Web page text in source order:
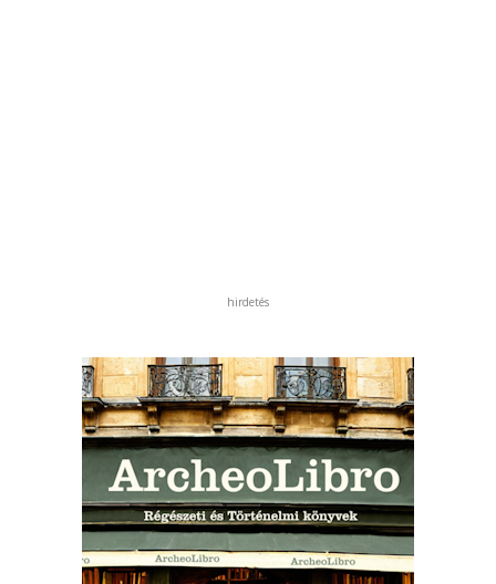
hirdetés